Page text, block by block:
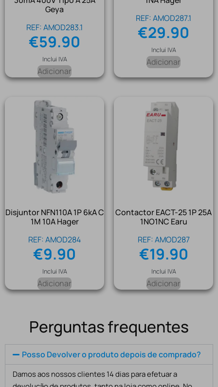
Geya
REF: AMOD283.1
€59.90
Inclui IVA
Adicionar
REF: AMOD287.1
€29.90
Inclui IVA
Adicionar
Disjuntor NFN110A 1P 6kA C
1M 10A Hager
REF: AMOD284
€9.90
Inclui IVA
Adicionar
Contactor EACT-25 1P 25A
1NO1NC Earu
REF: AMOD287
€19.90
Inclui IVA
Adicionar
Perguntas frequentes
Posso Devolver o produto depois de comprado?
Damos aos nossos clientes 14 dias para efetuar a